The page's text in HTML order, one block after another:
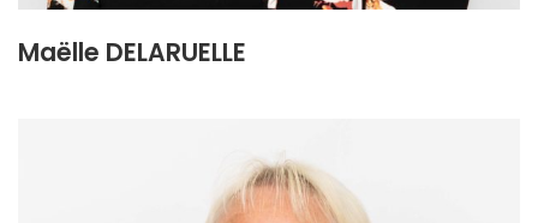
Maëlle DELARUELLE